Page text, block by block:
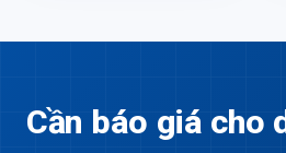
Cần báo giá cho